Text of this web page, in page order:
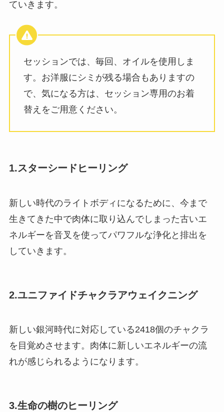
ていきます。
セッションでは、毎回、オイルを使用しま
す。お洋服にシミが残る場合もありますの
で、気になる方は、セッション専用のお着
替えをご用意ください。
1.スターシードヒーリング
新しい時代のライトボディになるために、今まで
生きてきた中で肉体に取り込んでしまった古いエ
ネルギーを音叉を使ってパワフルな浄化と排出を
していきます。
2.ユニファイドチャクラアウェイクニング
新しい銀河時代に対応している2418個のチャクラ
を目覚めさせます。肉体に新しいエネルギーの流
れが感じられるようになります。
3.生命の樹のヒーリング